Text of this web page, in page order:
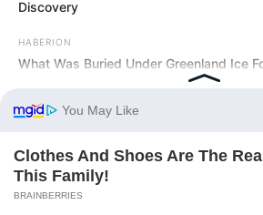
Discovery
HABERION
What Was Buried Under Greenland Ice